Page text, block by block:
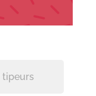
tipeurs